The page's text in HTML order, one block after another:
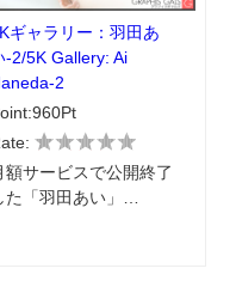
ギャラリー：羽田あ
-2/5K Gallery: Ai
2
額サービスで公開終了
た「羽田あい」…